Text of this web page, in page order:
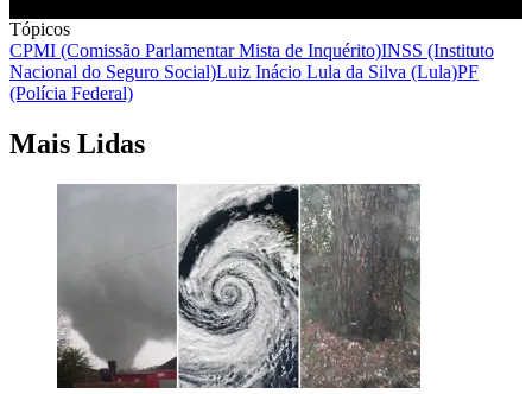
Tópicos
CPMI (Comissão Parlamentar Mista de Inquérito)INSS (Instituto
Nacional do Seguro Social)Luiz Inácio Lula da Silva (Lula)PF
(Polícia Federal)
Mais Lidas